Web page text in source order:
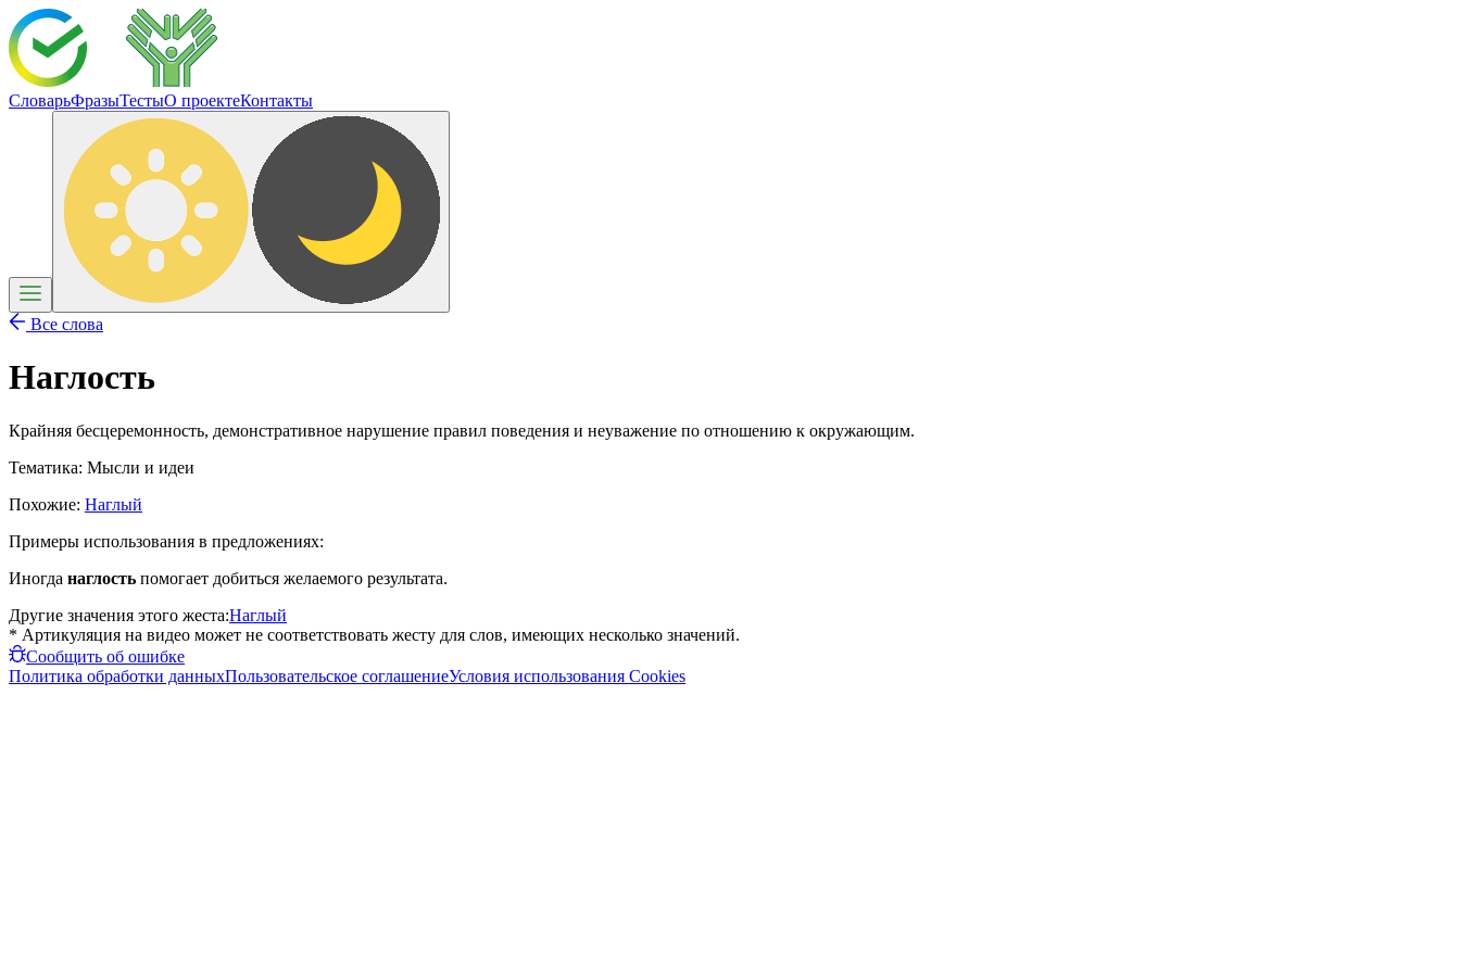
СловарьФразыТестыО проектеКонтакты
Все слова
Наглость
Крайняя бесцеремонность, демонстративное нарушение правил поведения и неуважение по отношению к окружающим.
Тематика: Мысли и идеи
Похожие: Наглый
Примеры использования в предложениях:
Иногда наглость помогает добиться желаемого результата.
Другие значения этого жеста:Наглый
* Артикуляция на видео может не соответствовать жесту для слов, имеющих несколько значений.
Сообщить об ошибке
Политика обработки данныхПользовательское соглашениеУсловия использования Cookies